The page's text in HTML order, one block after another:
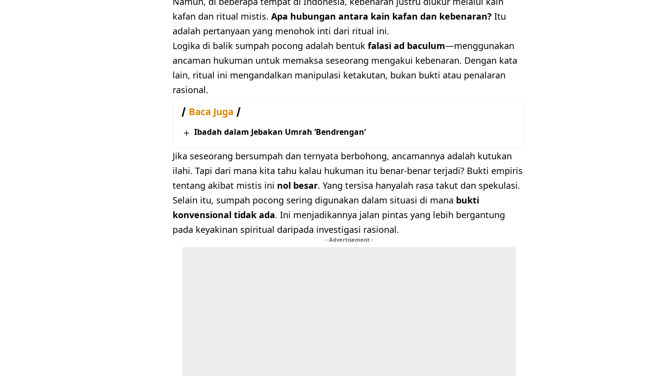
kafan dan ritual mistis. Apa hubungan antara kain kafan dan kebenaran? Itu
adalah pertanyaan yang menohok inti dari ritual ini.
Logika di balik sumpah pocong adalah bentuk falasi ad baculum—menggunakan
ancaman hukuman untuk memaksa seseorang mengakui kebenaran. Dengan kata
lain, ritual ini mengandalkan manipulasi ketakutan, bukan bukti atau penalaran
rasional.
Baca Juga
Ibadah dalam Jebakan Umrah ‘Bendrengan’
Jika seseorang bersumpah dan ternyata berbohong, ancamannya adalah kutukan
ilahi. Tapi dari mana kita tahu kalau hukuman itu benar-benar terjadi? Bukti empiris
tentang akibat mistis ini nol besar. Yang tersisa hanyalah rasa takut dan spekulasi.
Selain itu, sumpah pocong sering digunakan dalam situasi di mana bukti
konvensional tidak ada. Ini menjadikannya jalan pintas yang lebih bergantung
pada keyakinan spiritual daripada investigasi rasional.
- Advertisement -